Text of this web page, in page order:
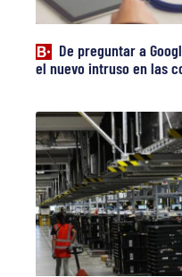
De preguntar a
el nuevo intruso en las